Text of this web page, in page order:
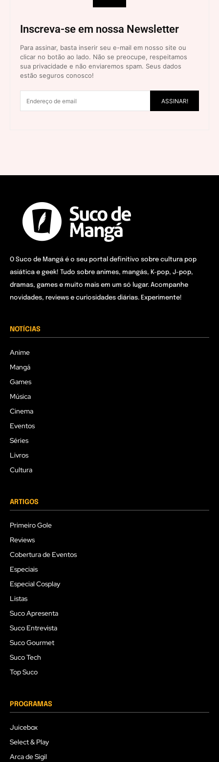
Inscreva-se em nossa Newsletter
Para assinar, basta inserir seu e-mail em nosso site ou
clicar no botão ao lado. Não se preocupe, respeitamos
sua privacidade e não enviaremos spam. Seus dados
estão seguros conosco!
ASSINAR!
O Suco de Mangá é o seu portal definitivo sobre cultura pop
asiática e geek! Tudo sobre animes, mangás, K-pop, J-pop,
dramas, games e muito mais em um só lugar. Acompanhe
novidades, reviews e curiosidades diárias. Experimente!
NOTÍCIAS
Anime
Mangá
Games
Música
Cinema
Eventos
Séries
Livros
Cultura
ARTIGOS
Primeiro Gole
Reviews
Cobertura de Eventos
Especiais
Especial Cosplay
Listas
Suco Apresenta
Suco Entrevista
Suco Gourmet
Suco Tech
Top Suco
PROGRAMAS
Juicebox
Select & Play
Arca de Sigil